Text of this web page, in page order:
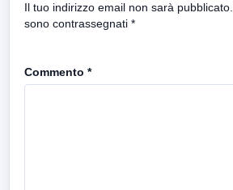
Il tuo indirizzo email non sarà pubblicato.
sono contrassegnati *
Commento *